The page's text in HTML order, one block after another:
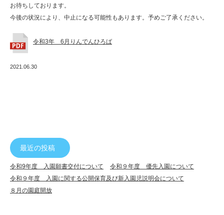
幼
園
お待ちしております。
今後の状況により、中止になる可能性もあります。予めご了承ください。
令和3年 6月りんでんひろば
2021.06.30
最近の投稿
令和9年度 入園願書交付について
令和９年度 優先入園について
令和９年度 入園に関する公開保育及び新入園児説明会について
８月の園庭開放